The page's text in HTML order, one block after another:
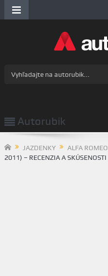
Autorubik
JAZDENKY ALFA ROMEO
2011) – RECENZIA A SKÚSENOSTI